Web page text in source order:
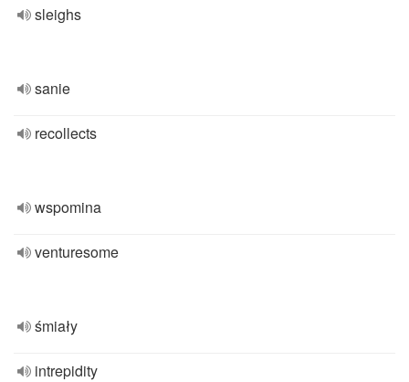
sleighs
sanie
recollects
wspomina
venturesome
śmiały
intrepidity